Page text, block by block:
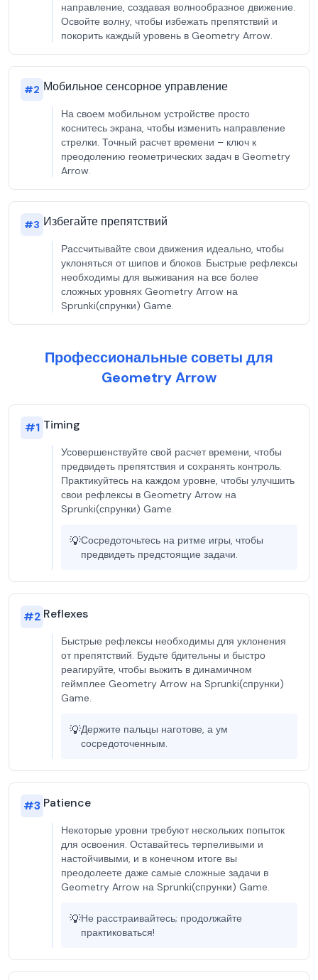
направление, создавая волнообразное движение.
Освойте волну, чтобы избежать препятствий и
покорить каждый уровень в Geometry Arrow.
#2 Мобильное сенсорное управление
На своем мобильном устройстве просто
коснитесь экрана, чтобы изменить направление
стрелки. Точный расчет времени – ключ к
преодолению геометрических задач в Geometry
Arrow.
#3 Избегайте препятствий
Рассчитывайте свои движения идеально, чтобы
уклоняться от шипов и блоков. Быстрые рефлексы
необходимы для выживания на все более
сложных уровнях Geometry Arrow на
Sprunki(спрунки) Game.
Профессиональные советы для
Geometry Arrow
#1 Timing
Усовершенствуйте свой расчет времени, чтобы
предвидеть препятствия и сохранять контроль.
Практикуйтесь на каждом уровне, чтобы улучшить
свои рефлексы в Geometry Arrow на
Sprunki(спрунки) Game.
💡Сосредоточьтесь на ритме игры, чтобы
предвидеть предстоящие задачи.
#2 Reflexes
Быстрые рефлексы необходимы для уклонения
от препятствий. Будьте бдительны и быстро
реагируйте, чтобы выжить в динамичном
геймплее Geometry Arrow на Sprunki(спрунки)
Game.
💡Держите пальцы наготове, а ум
сосредоточенным.
#3 Patience
Некоторые уровни требуют нескольких попыток
для освоения. Оставайтесь терпеливыми и
настойчивыми, и в конечном итоге вы
преодолеете даже самые сложные задачи в
Geometry Arrow на Sprunki(спрунки) Game.
💡Не расстраивайтесь; продолжайте
практиковаться!